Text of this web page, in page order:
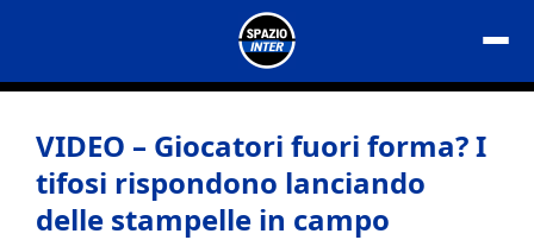
contenuto
VIDEO – Giocatori fuori forma? I
tifosi rispondono lanciando
delle stampelle in campo